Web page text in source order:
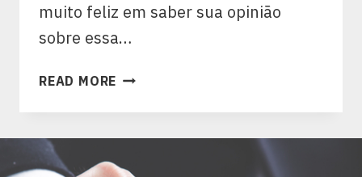
muito feliz em saber sua opinião
sobre essa…
READ MORE